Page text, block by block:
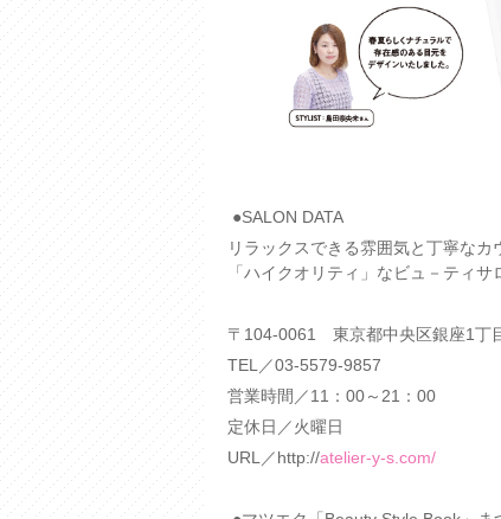
●SALON DATA
リラックスできる雰囲気と丁寧な
「ハイクオリティ」なビュ－ティサ
〒104-0061 東京都中央区銀座1丁
TEL／03-5579-9857
営業時間／11：00～21：00
定休日／火曜日
URL／http://atelier-y-s.com/